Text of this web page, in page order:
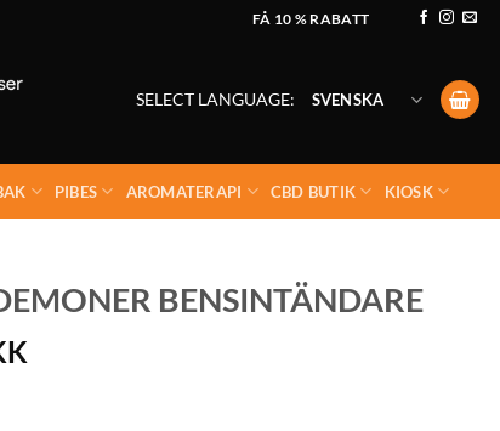
FÅ 10 % RABATT
SELECT LANGUAGE: SVENSKA
PIBES AROMATERAPI CBD BUTIK KIOSK
BENSINTÄNDARE